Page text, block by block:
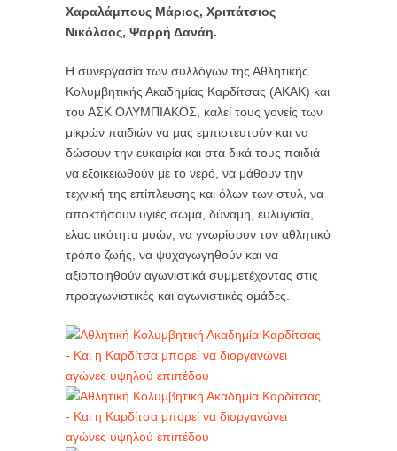
Χαραλάμπους Μάριος, Χριπάτσιος
Νικόλαος, Ψαρρή Δανάη.
Η συνεργασία των συλλόγων της Αθλητικής
Κολυμβητικής Ακαδημίας Καρδίτσας (ΑΚΑΚ) και
του ΑΣΚ ΟΛΥΜΠΙΑΚΟΣ, καλεί τους γονείς των
μικρών παιδιών να μας εμπιστευτούν και να
δώσουν την ευκαιρία και στα δικά τους παιδιά
να εξοικειωθούν με το νερό, να μάθουν την
τεχνική της επίπλευσης και όλων των στυλ, να
αποκτήσουν υγιές σώμα, δύναμη, ευλυγισία,
ελαστικότητα μυών, να γνωρίσουν τον αθλητικό
τρόπο ζωής, να ψυχαγωγηθούν και να
αξιοποιηθούν αγωνιστικά συμμετέχοντας στις
προαγωνιστικές και αγωνιστικές ομάδες.